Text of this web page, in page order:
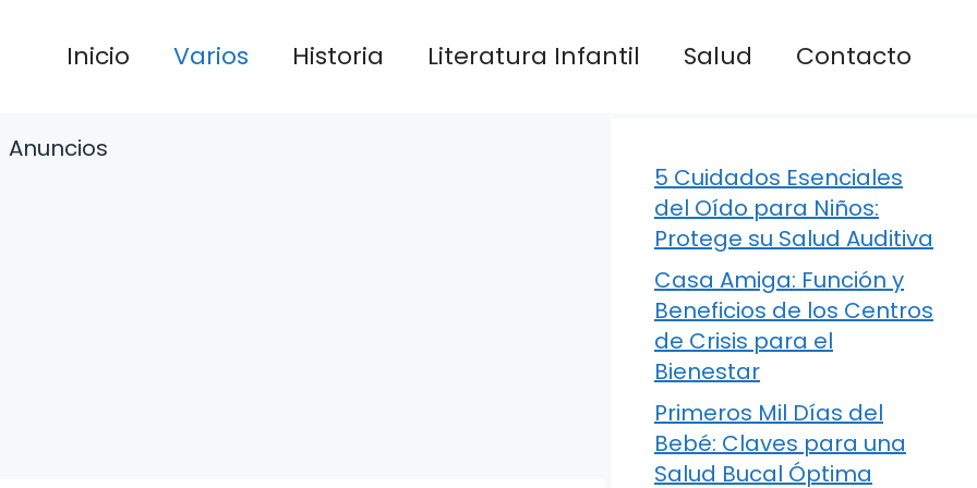
Inicio Varios Historia Literatura Infantil Salud Contacto
Anuncios
5 Cuidados Esenciales
del Oído para Niños:
Protege su Salud Auditiva
Casa Amiga: Función y
Beneficios de los Centros
de Crisis para el
Bienestar
Primeros Mil Días del
Bebé: Claves para una
Salud Bucal Óptima